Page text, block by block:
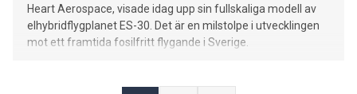
Heart Aerospace, visade idag upp sin fullskaliga modell av
elhybridflygplanet ES-30. Det är en milstolpe i utvecklingen
mot ett framtida fosilfritt flygande i Sverige.